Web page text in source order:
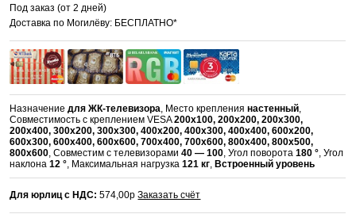
Под заказ (от 2 дней)
Доставка по Могилёву: БЕСПЛАТНО*
Назначениедля ЖК-телевизора, Место креплениянастенный,
Совместимость с креплением VESA200x100, 200x200, 200x300,
200x400, 300x200, 300x300, 400x200, 400x300, 400x400, 600x200,
600x300, 600x400, 600х600, 700x400, 700x600, 800x400, 800x500,
800x600, Совместим с телевизорами40 — 100, Угол поворота180 °, Угол
наклона12 °, Максимальная нагрузка121 кг,Встроенный уровень
Для юрлиц с НДС: 574,00рЗаказать счёт